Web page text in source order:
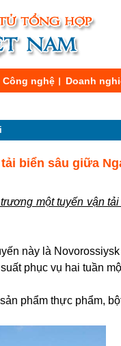
Công nghệ Doanh
biển sâu giữa
một tuyến vận
này là
phục vụ hai tuần
phẩm thực phẩm,